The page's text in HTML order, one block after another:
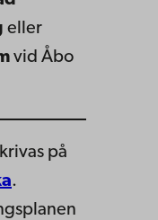
eller
vid Åbo
på
.